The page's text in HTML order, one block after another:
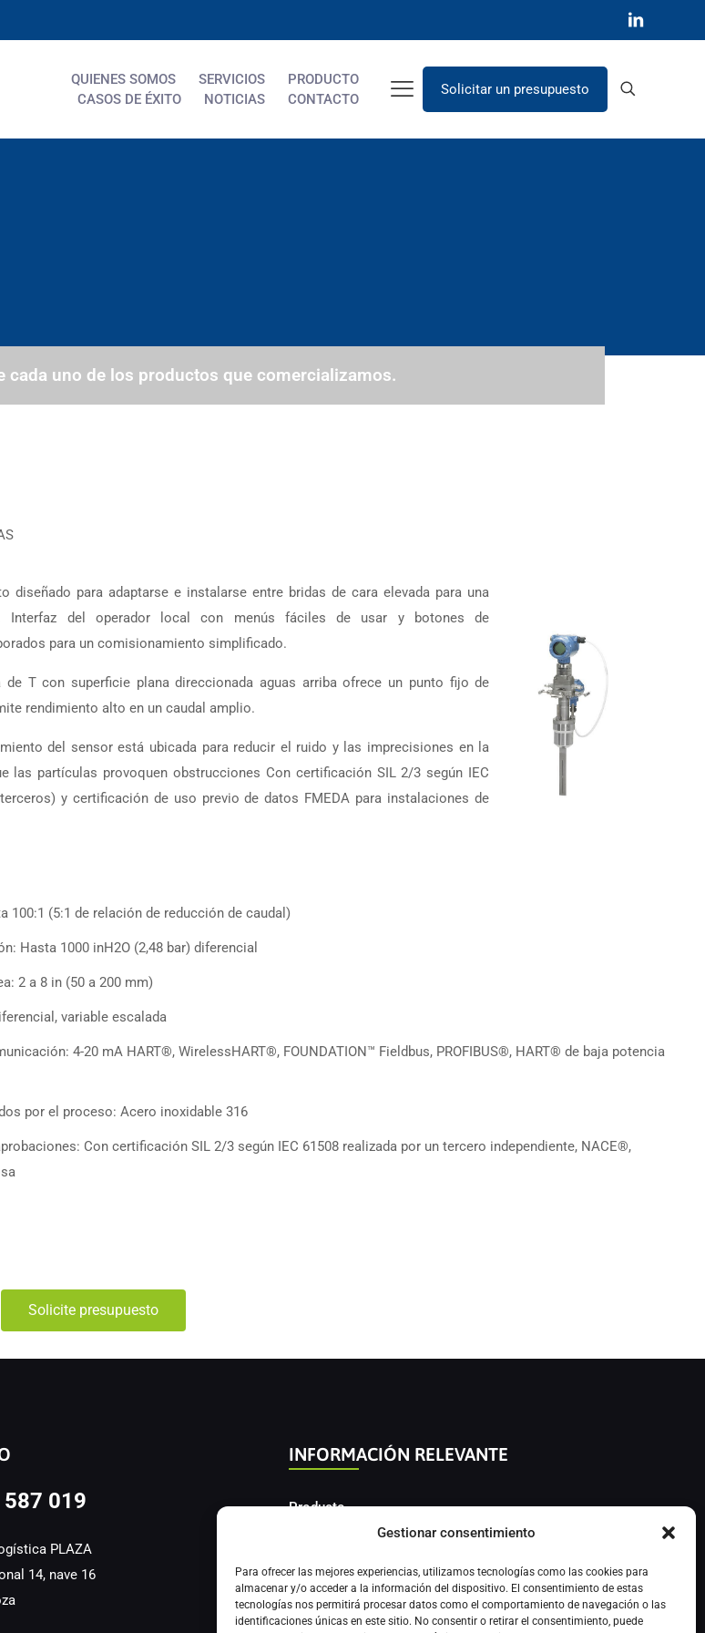
Gestionar consentimiento
Para ofrecer las mejores experiencias, utilizamos tecnologías como las cookies para
almacenar y/o acceder a la información del dispositivo. El consentimiento de estas
tecnologías nos permitirá procesar datos como el comportamiento de navegación o las
identificaciones únicas en este sitio. No consentir o retirar el consentimiento, puede
QUIENES SOMOS SERVICIOS
PRODUCTO
CASOS DE ÉXITO
NOTICIAS CONTACTO
Solicitar un presupuesto
uno de los productos que comercializamos.
diseñado para adaptarse e instalarse entre bridas de cara elevada para una
Interfaz del operador local con menús fáciles de usar y botones de
para un comisionamiento simplificado.
T con superficie plana direccionada aguas arriba ofrece un punto fijo de
rendimiento alto en un caudal amplio.
del sensor está ubicada para reducir el ruido y las imprecisiones en la
las partículas provoquen obstrucciones Con certificación SIL 2/3 según IEC
y certificación de uso previo de datos FMEDA para instalaciones de
100:1 (5:1 de relación de reducción de caudal)
Hasta 1000 inH2O (2,48 bar) diferencial
2 a 8 in (50 a 200 mm)
variable escalada
4-20 mA HART®, WirelessHART®, FOUNDATION™ Fieldbus, PROFIBUS®, HART® de baja potencia
por el proceso: Acero inoxidable 316
Con certificación SIL 2/3 según IEC 61508 realizada por un tercero independiente, NACE®,
Solicite presupuesto
019
PLAZA
14, nave 16
INFORMACIÓN RELEVANTE
Producto
Instrumentación Industrial